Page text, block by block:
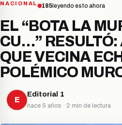
NACIONAL 185 leyendo esto ahora
EL “BOTA LA
CU…” RESULTÓ:
QUE VECINA
POLÉMICO
E
Editorial 1
hace 5 años · 2 min de lectura